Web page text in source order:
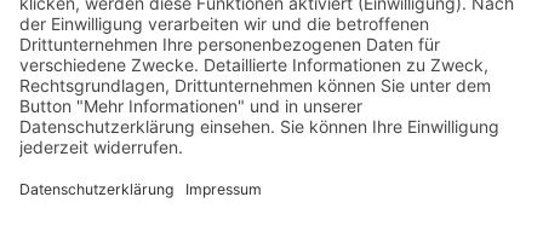
HOTLINE
PURELINK.DE